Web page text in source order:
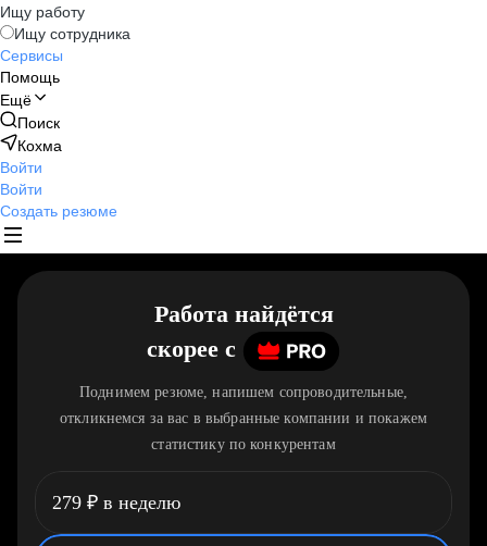
Ищу работу
Ищу сотрудника
Сервисы
Помощь
Ещё
Поиск
Кохма
Войти
Войти
Создать резюме
Работа найдётся
скорее c
Поднимем резюме, напишем сопроводительные,
откликнемся за вас в выбранные компании и покажем
статистику по конкурентам
279 ₽ в неделю